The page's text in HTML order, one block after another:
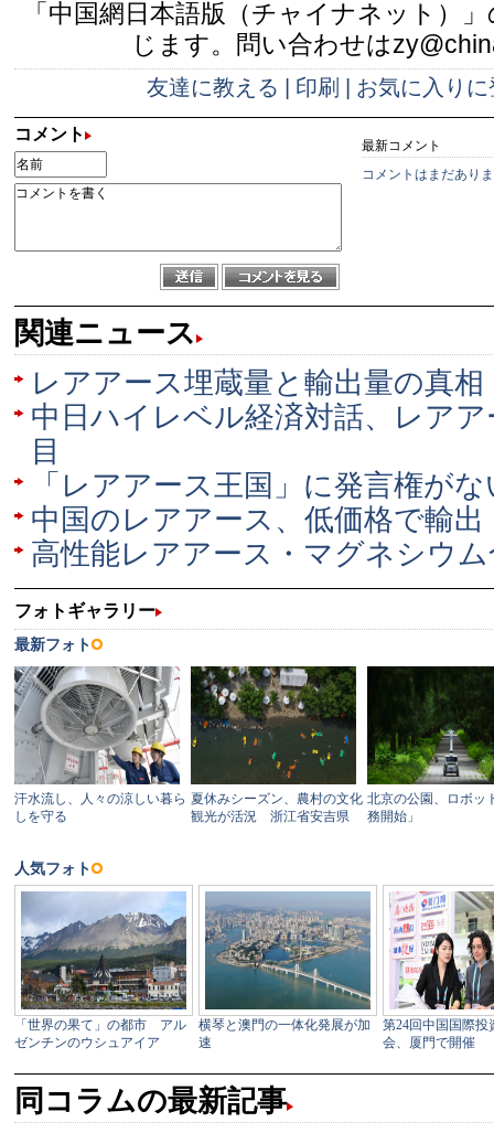
「中国網日本語版（チャイナネット）
じます。問い合わせは
友達に教える 印刷 お気に入りに
コメント
最新コメント
コメントはまだあり
関連ニュース
レアアース埋蔵量と輸出量の真相
中日ハイレベル経済対話、レア
目
「レアアース王国」に発言権が
中国のレアアース、低価格で輸
高性能レアアース・マグネシウ
同コラムの最新記事